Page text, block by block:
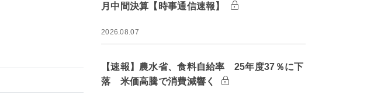
月中間決算【時事通信速報】
2026.08.07
【速報】農水省、食料自給率 25年度37％に下
落 米価高騰で消費減響く